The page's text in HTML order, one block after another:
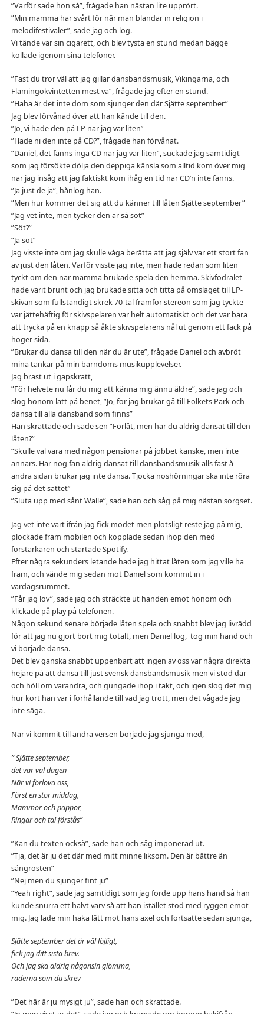
”Varför sade hon så”, frågade han nästan lite upprört.
”Min mamma har svårt för när man blandar in religion i
melodifestivaler”, sade jag och log.
Vi tände var sin cigarett, och blev tysta en stund medan bägge
kollade igenom sina telefoner.
”Fast du tror väl att jag gillar dansbandsmusik, Vikingarna, och
Flamingokvintetten mest va”, frågade jag efter en stund.
”Haha är det inte dom som sjunger den där Sjätte september”
Jag blev förvånad över att han kände till den.
”Jo, vi hade den på LP när jag var liten”
”Hade ni den inte på CD?”, frågade han förvånat.
”Daniel, det fanns inga CD när jag var liten”, suckade jag samtidigt
som jag försökte dölja den deppiga känsla som alltid kom över mig
när jag insåg att jag faktiskt kom ihåg en tid när CD’n inte fanns.
”Ja just de ja”, hånlog han.
”Men hur kommer det sig att du känner till låten Sjätte september”
”Jag vet inte, men tycker den är så söt”
”Söt?”
”Ja söt”
Jag visste inte om jag skulle våga berätta att jag själv var ett stort fan
av just den låten. Varför visste jag inte, men hade redan som liten
tyckt om den när mamma brukade spela den hemma. Skivfodralet
hade varit brunt och jag brukade sitta och titta på omslaget till LP-
skivan som fullständigt skrek 70-tal framför stereon som jag tyckte
var jättehäftig för skivspelaren var helt automatiskt och det var bara
att trycka på en knapp så åkte skivspelarens nål ut genom ett fack på
höger sida.
”Brukar du dansa till den när du är ute”, frågade Daniel och avbröt
mina tankar på min barndoms musikupplevelser.
Jag brast ut i gapskratt,
”För helvete nu får du mig att känna mig ännu äldre”, sade jag och
slog honom lätt på benet, ”Jo, för jag brukar gå till Folkets Park och
dansa till alla dansband som finns”
Han skrattade och sade sen ”Förlåt, men har du aldrig dansat till den
låten?”
”Skulle väl vara med någon pensionär på jobbet kanske, men inte
annars. Har nog fan aldrig dansat till dansbandsmusik alls fast å
andra sidan brukar jag inte dansa. Tjocka noshörningar ska inte röra
sig på det sättet”
”Sluta upp med sånt Walle”, sade han och såg på mig nästan sorgset.
Jag vet inte vart ifrån jag fick modet men plötsligt reste jag på mig,
plockade fram mobilen och kopplade sedan ihop den med
förstärkaren och startade Spotify.
Efter några sekunders letande hade jag hittat låten som jag ville ha
fram, och vände mig sedan mot Daniel som kommit in i
vardagsrummet.
”Får jag lov”, sade jag och sträckte ut handen emot honom och
klickade på play på telefonen.
Någon sekund senare började låten spela och snabbt blev jag livrädd
för att jag nu gjort bort mig totalt, men Daniel log, tog min hand och
vi började dansa.
Det blev ganska snabbt uppenbart att ingen av oss var några direkta
hejare på att dansa till just svensk dansbandsmusik men vi stod där
och höll om varandra, och gungade ihop i takt, och igen slog det mig
hur kort han var i förhållande till vad jag trott, men det vågade jag
inte säga.
När vi kommit till andra versen började jag sjunga med,
” Sjätte september,
det var väl dagen
När vi förlova oss,
Först en stor middag,
Mammor och pappor,
Ringar och tal förstås”
”Kan du texten också”, sade han och såg imponerad ut.
”Tja, det är ju det där med mitt minne liksom. Den är bättre än
sångrösten”
”Nej men du sjunger fint ju”
”Yeah right”, sade jag samtidigt som jag förde upp hans hand så han
kunde snurra ett halvt varv så att han istället stod med ryggen emot
mig. Jag lade min haka lätt mot hans axel och fortsatte sedan sjunga,
Sjätte september det är väl löjligt,
fick jag ditt sista brev.
Och jag ska aldrig någonsin glömma,
raderna som du skrev
”Det här är ju mysigt ju”, sade han och skrattade.